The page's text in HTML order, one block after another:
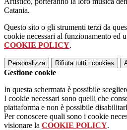
Catania.
Questo sito o gli strumenti terzi da
cookie necessari al funzionamento ed
COOKIE POLICY.
Personalizza Rifiuta tutti i cookies
Gestione cookie
In questa schermata è possibile
I cookie necessari sono quelli che
piattaforma e non è possibile
Per conoscere quali sono i cookie
visionare la COOKIE POLICY.